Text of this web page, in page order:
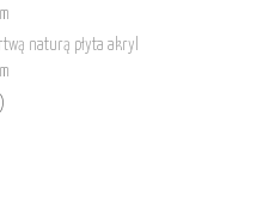
naturą płyta akryl